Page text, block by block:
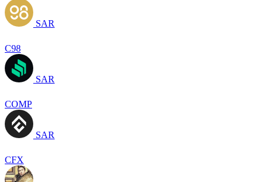
SAR
C98
SAR
COMP
SAR
CFX